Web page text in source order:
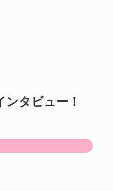
タビュー！